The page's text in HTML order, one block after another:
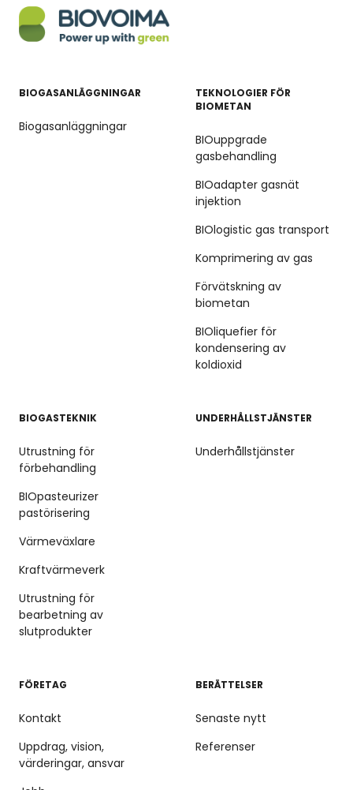
BIOGASANLÄGGNINGAR
Biogasanläggningar
TEKNOLOGIER FÖR
BIOMETAN
BIOuppgrade
gasbehandling
BIOadapter gasnät
injektion
BIOlogistic gas transport
Komprimering av gas
Förvätskning av
biometan
BIOliquefier för
kondensering av
koldioxid
BIOGASTEKNIK
Utrustning för
förbehandling
BIOpasteurizer
pastörisering
Värmeväxlare
Kraftvärmeverk
Utrustning för
bearbetning av
slutprodukter
UNDERHÅLLSTJÄNSTER
Underhållstjänster
FÖRETAG
Kontakt
Uppdrag, vision,
värderingar, ansvar
BERÄTTELSER
Senaste nytt
Referenser